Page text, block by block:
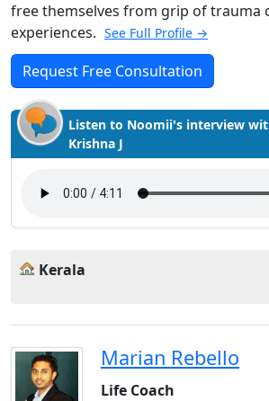
free themselves from grip of trauma
experiences. See Full Profile →
Request Free Consultation
Listen to Noomii's interview
Krishna J
Kerala
Marian Rebello
Life Coach